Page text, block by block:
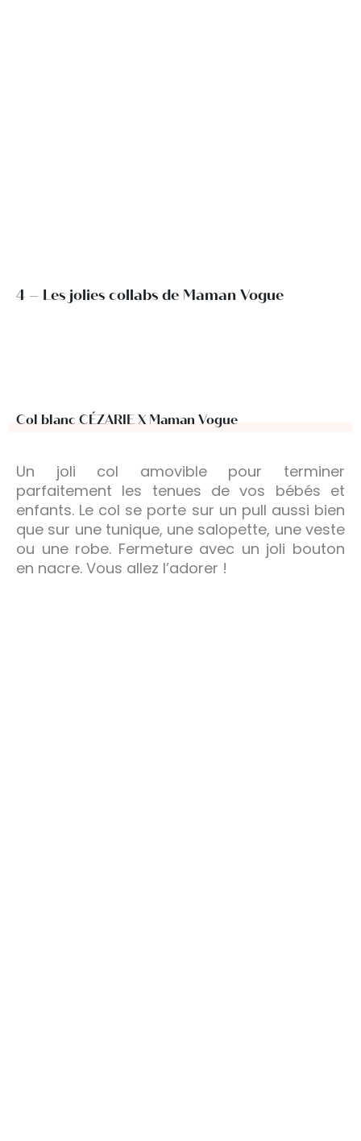
4 – Les jolies collabs de Maman Vogue
Col blanc CÉZARIE X Maman Vogue
Un joli col amovible pour terminer
parfaitement les tenues de vos bébés et
enfants. Le col se porte sur un pull aussi bien
que sur une tunique, une salopette, une veste
ou une robe. Fermeture avec un joli bouton
en nacre. Vous allez l’adorer !